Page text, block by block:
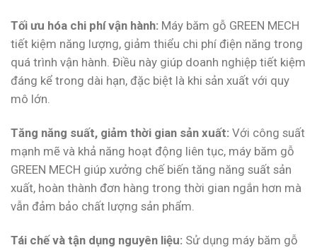
Tối ưu hóa chi phí vận hành: Máy băm gỗ GREEN MECH
tiết kiệm năng lượng, giảm thiểu chi phí điện năng trong
quá trình vận hành. Điều này giúp doanh nghiệp tiết kiệm
đáng kể trong dài hạn, đặc biệt là khi sản xuất với quy
mô lớn.
Tăng năng suất, giảm thời gian sản xuất: Với công suất
mạnh mẽ và khả năng hoạt động liên tục, máy băm gỗ
GREEN MECH giúp xưởng chế biến tăng năng suất sản
xuất, hoàn thành đơn hàng trong thời gian ngắn hơn mà
vẫn đảm bảo chất lượng sản phẩm.
Tái chế và tận dụng nguyên liệu: Sử dụng máy băm gỗ